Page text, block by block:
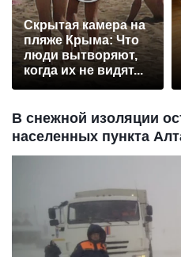
Скрытая камера на
пляже Крыма: Что
люди вытворяют,
когда их не видят...
В снежной изоляции
населенных пункта